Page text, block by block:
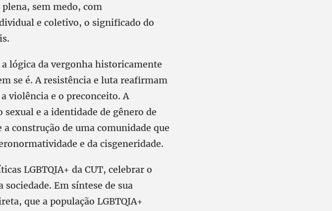
sem medo, com
e coletivo, o significado do
lógica da vergonha historicamente
se é. A resistência e luta reafirmam
violência e o preconceito. A
e a identidade de gênero de
construção de uma comunidade que
e da cisgeneridade.
LGBTQIA+ da CUT, celebrar o
Em síntese de sua
que a população LGBTQIA+